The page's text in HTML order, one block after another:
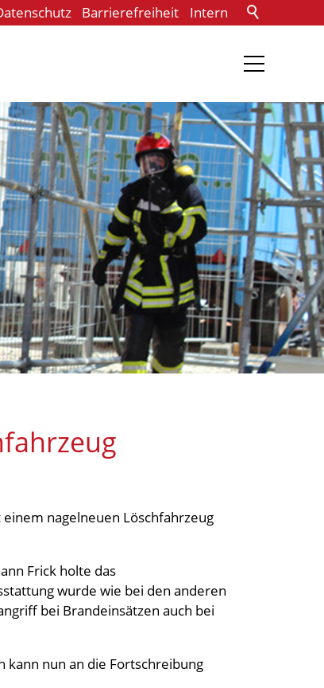
Barrierefreiheit Intern
nagelneuen Löschfahrzeug
Frick holte das
wurde wie bei den anderen
bei Brandeinsätzen auch bei
nun an die Fortschreibung